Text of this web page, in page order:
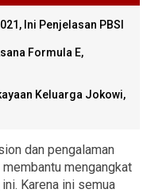
Ini Penjelasan PBSI
Formula E,
Keluarga Jokowi,
dan pengalaman
mengangkat
Karena ini semua